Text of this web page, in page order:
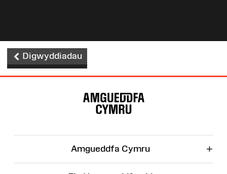
Digwyddiadau
Amgueddfa Cymru +